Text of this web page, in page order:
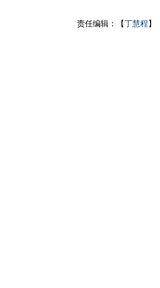
责任编辑：【丁慧程 】